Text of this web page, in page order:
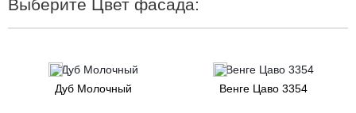
Выберите Цвет фасада:
Дуб Молочный Венге Цаво 3354